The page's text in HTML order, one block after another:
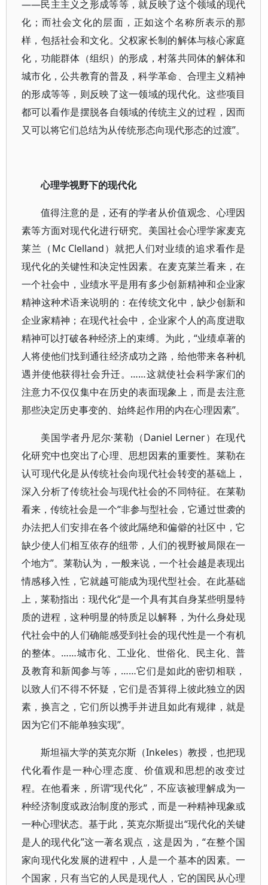
——民主主义之形成等等，就反映了这个领域的现代
化；而社会文化的层面，正如这个名称所表示的那
样，包括社会和文化。父权家长制的解体与核心家庭
化，功能群体（组织）的形成，村落共同体的解体和
城市化，公共教育的普及，科学革命、合理主义精神
的形成等等，则反映了这一领域的现代化。这些项目
都可以看作是摆脱各自领域的传统主义的过程，因而
又可以将它们总结为从传统形态向现代形态的过渡”。
心理学视野下的现代化
值得注意的是，还有的学者从价值观念、心理因
素等方面对现代化进行研究。美国社会心理学家麦克
莱兰（Mc Clelland）就把人们对业绩的追求看作是
现代化的关键性和决定性因素。在麦克莱兰看来，在
一个社会中，业绩水平是用有多少创新精神和企业家
精神这种术语来说明的：在传统文化中，缺少创新和
企业家精神；在现代社会中，企业家个人的高度进取
精神可以打破各种经济上的束缚。为此，“业绩卓著的
人将使他们找到通往经济成功之路，给他带来各种机
遇并使他获得社会升迁。……这就使社会科学家们的
注意力不仅仅集中在历史的表面现象上，而是去注意
那些决定历史事变的、始终起作用的内在心理因素”。
美国学者丹尼尔·莱勒（Daniel Lerner）在现代
化研究中也突出了心理、思想因素的重要性。莱勒在
认可现代化是从传统社会向现代社会转变的基础上，
深入分析了传统社会与现代社会的不同特征。在莱勒
看来，传统社会是一个“非参与型社会，它通过世袭的
办法把人们安排在各个彼此隔绝和偏僻的社区中，它
缺少使人们相互依存的纽带，人们的视野被局限在一
个地方”。莱勒认为，一般来说，一个社会越是表现出
情感移入性，它就越可能成为现代型社会。在此基础
上，莱勒指出：现代化“是一个具有其自身某些明显特
质的进程，这种明显的特质足以解释，为什么身处现
代社会中的人们确能感受到社会的现代性是一个有机
的整体。……城市化、工业化、世俗化、民主化、普
及教育和新闻参与等，……它们是如此的密切相联，
以致人们不得不怀疑，它们是否算得上彼此独立的因
素，换言之，它们所以携手并进且如此有规律，就是
因为它们不能单独实现”。
斯坦福大学的英克尔斯（Inkeles）教授，也把现
代化看作是一种心理态度、价值观和思想的改变过
程。在他看来，所谓“现代化”，不应该被理解成为一
种经济制度或政治制度的形式，而是一种精神现象或
一种心理状态。基于此，英克尔斯提出“现代化的关键
是人的现代化”这一著名观点，这是因为，“在整个国
家向现代化发展的进程中，人是一个基本的因素。一
个国家，只有当它的人民是现代人，它的国民从心理